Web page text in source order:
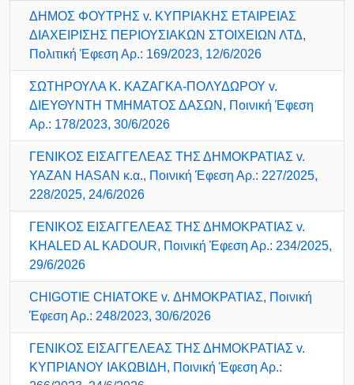
ΔΗΜΟΣ ΦΟΥΤΡΗΣ v. ΚΥΠΡΙΑΚΗΣ ΕΤΑΙΡΕΙΑΣ
ΔΙΑΧΕΙΡΙΣΗΣ ΠΕΡΙΟΥΣΙΑΚΩΝ ΣΤΟΙΧΕΙΩΝ ΛΤΔ,
Πολιτική Έφεση Αρ.: 169/2023, 12/6/2026
ΣΩΤΗΡΟΥΛΑ Κ. ΚΑΖΑΓΚΑ-ΠΟΛΥΔΩΡΟΥ v.
ΔΙΕΥΘΥΝΤΗ ΤΜΗΜΑΤΟΣ ΔΑΣΩΝ, Ποινική Έφεση
Αρ.: 178/2023, 30/6/2026
ΓΕΝΙΚΟΣ ΕΙΣΑΓΓΕΛΕΑΣ ΤΗΣ ΔΗΜΟΚΡΑΤΙΑΣ v.
YAZAN HASAN κ.α., Ποινική Έφεση Αρ.: 227/2025,
228/2025, 24/6/2026
ΓΕΝΙΚΟΣ ΕΙΣΑΓΓΕΛΕΑΣ ΤΗΣ ΔΗΜΟΚΡΑΤΙΑΣ v.
KHALED AL KADOUR, Ποινική Έφεση Αρ.: 234/2025,
29/6/2026
CHIGOTIE CHIATOKE v. ΔΗΜΟΚΡΑΤΙΑΣ, Ποινική
Έφεση Αρ.: 248/2023, 30/6/2026
ΓΕΝΙΚΟΣ ΕΙΣΑΓΓΕΛΕΑΣ ΤΗΣ ΔΗΜΟΚΡΑΤΙΑΣ v.
ΚΥΠΡΙΑΝΟΥ ΙΑΚΩΒΙΔΗ, Ποινική Έφεση Αρ.: